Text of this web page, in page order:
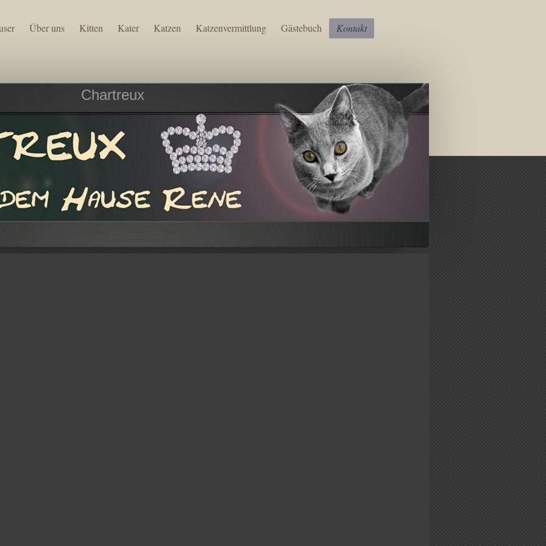
Über uns Kitten Kater Katzen Katzenvermittlung Gästebuch
Kontakt
Chartreux